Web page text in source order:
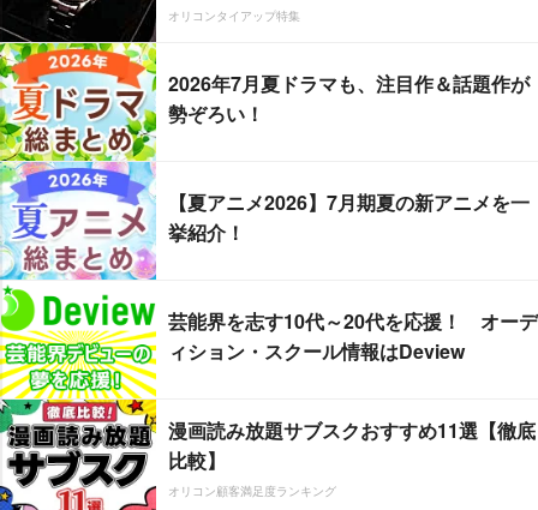
オリコンタイアップ特集
2026年7月夏ドラマも、注目作＆話題作が
勢ぞろい！
【夏アニメ2026】7月期夏の新アニメを一
挙紹介！
芸能界を志す10代～20代を応援！ オーデ
ィション・スクール情報はDeview
漫画読み放題サブスクおすすめ11選【徹底
比較】
オリコン顧客満足度ランキング